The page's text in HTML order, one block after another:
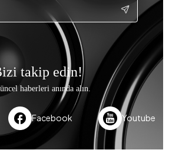
takip edin!
haberleri anında alın.
Facebook Youtube